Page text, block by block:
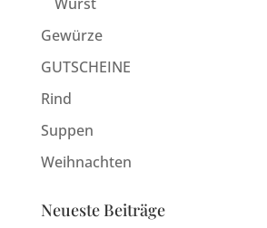
Gewürze
GUTSCHEINE
Rind
Suppen
Weihnachten
Neueste Beiträge